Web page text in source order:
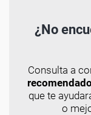
¿No
Consulta a
que te
o